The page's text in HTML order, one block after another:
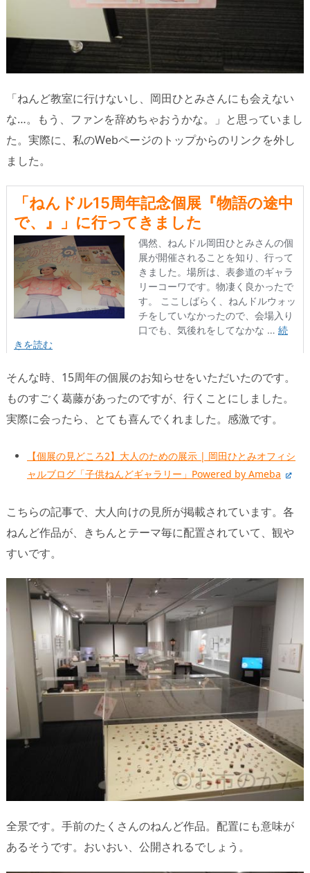
「ねんど教室に行けないし、岡田ひとみさんにも会えない
な…。もう、ファンを辞めちゃおうかな。」と思っていまし
た。実際に、私のWebページのトップからのリンクを外し
ました。
そんな時、15周年の個展のお知らせをいただいたのです。
ものすごく葛藤があったのですが、行くことにしました。
実際に会ったら、とても喜んでくれました。感激です。
【個展の見どころ2】大人のための展示 | 岡田ひとみオフィシ
ャルブログ「子供ねんどギャラリー」Powered by Ameba
こちらの記事で、大人向けの見所が掲載されています。各
ねんど作品が、きちんとテーマ毎に配置されていて、観や
すいです。
全景です。手前のたくさんのねんど作品。配置にも意味が
あるそうです。おいおい、公開されるでしょう。